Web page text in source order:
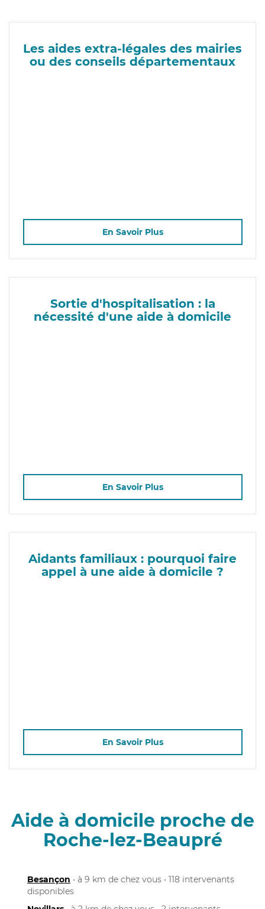
Les aides extra-légales des mairies
ou des conseils départementaux
En Savoir Plus
Sortie d'hospitalisation : la
nécessité d'une aide à domicile
En Savoir Plus
Aidants familiaux : pourquoi faire
appel à une aide à domicile ?
En Savoir Plus
Aide à domicile proche de
Roche-lez-Beaupré
Besançon • à 9 km de chez vous • 118 intervenants
disponibles